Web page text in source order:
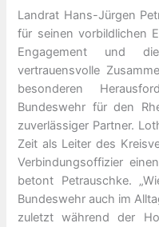
Landrat Hans-Jürgen
für seinen vorbildlichen
Engagement und
vertrauensvolle
besonderen
Bundeswehr für den
zuverlässiger Partner.
Zeit als Leiter des
Verbindungsoffizier
betont Petrauschke.
Bundeswehr auch im
zuletzt während der